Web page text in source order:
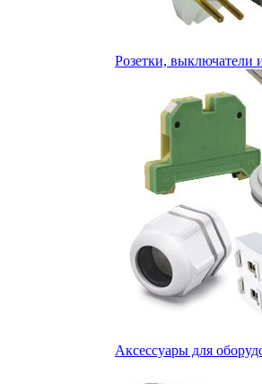
Розетки, выключатели
Аксессуары для